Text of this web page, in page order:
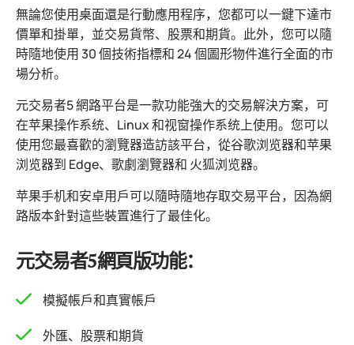
無論您使用桌面還是行動應用程序，您都可以一鍵下達市
價單和掛單，並交易貨幣、股票和期貨。此外，您可以隨
時隨地使用 30 個技術指標和 24 個圖形物件進行全面的市
場分析。
元交易者5 網路平台是一款功能強大的交易解決方案，可
在苹果操作系统、Linux 和视窗操作系统上使用。您可以
使用您最喜歡的瀏覽器造訪該平台，從谷歌浏览器和苹果
浏览器到 Edge、歌劇瀏覽器和 火狐浏览器。
苹果手机和安卓用戶可以隨時隨地存取交易平台，因為網
路版本針對這些裝置進行了最佳化。
元交易者5網頁版功能：
模擬帳戶和真實帳戶
外匯、股票和期貨